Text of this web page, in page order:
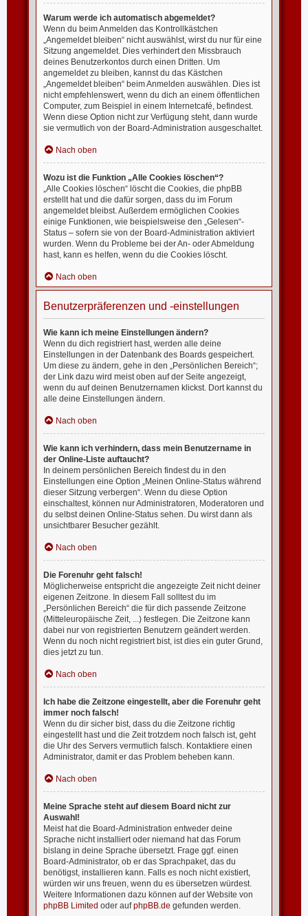
Warum werde ich automatisch abgemeldet?
Wenn du beim Anmelden das Kontrollkästchen
„Angemeldet bleiben“ nicht auswählst, wirst du nur für eine
Sitzung angemeldet. Dies verhindert den Missbrauch
deines Benutzerkontos durch einen Dritten. Um
angemeldet zu bleiben, kannst du das Kästchen
„Angemeldet bleiben“ beim Anmelden auswählen. Dies ist
nicht empfehlenswert, wenn du dich an einem öffentlichen
Computer, zum Beispiel in einem Internetcafé, befindest.
Wenn diese Option nicht zur Verfügung steht, dann wurde
sie vermutlich von der Board-Administration ausgeschaltet.
Nach oben
Wozu ist die Funktion „Alle Cookies löschen“?
„Alle Cookies löschen“ löscht die Cookies, die phpBB
erstellt hat und die dafür sorgen, dass du im Forum
angemeldet bleibst. Außerdem ermöglichen Cookies
einige Funktionen, wie beispielsweise den „Gelesen“-
Status – sofern sie von der Board-Administration aktiviert
wurden. Wenn du Probleme bei der An- oder Abmeldung
hast, kann es helfen, wenn du die Cookies löscht.
Nach oben
Benutzerpräferenzen und -einstellungen
Wie kann ich meine Einstellungen ändern?
Wenn du dich registriert hast, werden alle deine
Einstellungen in der Datenbank des Boards gespeichert.
Um diese zu ändern, gehe in den „Persönlichen Bereich“;
der Link dazu wird meist oben auf der Seite angezeigt,
wenn du auf deinen Benutzernamen klickst. Dort kannst du
alle deine Einstellungen ändern.
Nach oben
Wie kann ich verhindern, dass mein Benutzername in
der Online-Liste auftaucht?
In deinem persönlichen Bereich findest du in den
Einstellungen eine Option „Meinen Online-Status während
dieser Sitzung verbergen“. Wenn du diese Option
einschaltest, können nur Administratoren, Moderatoren und
du selbst deinen Online-Status sehen. Du wirst dann als
unsichtbarer Besucher gezählt.
Nach oben
Die Forenuhr geht falsch!
Möglicherweise entspricht die angezeigte Zeit nicht deiner
eigenen Zeitzone. In diesem Fall solltest du im
„Persönlichen Bereich“ die für dich passende Zeitzone
(Mitteleuropäische Zeit, ...) festlegen. Die Zeitzone kann
dabei nur von registrierten Benutzern geändert werden.
Wenn du noch nicht registriert bist, ist dies ein guter Grund,
dies jetzt zu tun.
Nach oben
Ich habe die Zeitzone eingestellt, aber die Forenuhr geht
immer noch falsch!
Wenn du dir sicher bist, dass du die Zeitzone richtig
eingestellt hast und die Zeit trotzdem noch falsch ist, geht
die Uhr des Servers vermutlich falsch. Kontaktiere einen
Administrator, damit er das Problem beheben kann.
Nach oben
Meine Sprache steht auf diesem Board nicht zur
Auswahl!
Meist hat die Board-Administration entweder deine
Sprache nicht installiert oder niemand hat das Forum
bislang in deine Sprache übersetzt. Frage ggf. einen
Board-Administrator, ob er das Sprachpaket, das du
benötigst, installieren kann. Falls es noch nicht existiert,
würden wir uns freuen, wenn du es übersetzen würdest.
Weitere Informationen dazu können auf der Website von
phpBB Limited oder aufphpBB.de gefunden werden.